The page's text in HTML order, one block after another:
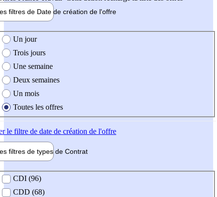
filtres de Date de création de l'offre
création de l'offre
Un jour
Trois jours
Une semaine
Deux semaines
Un mois
Toutes les offres
le filtre de date de création de l'offre
filtres de types de Contrat
contrat
CDI (96)
CDD (68)